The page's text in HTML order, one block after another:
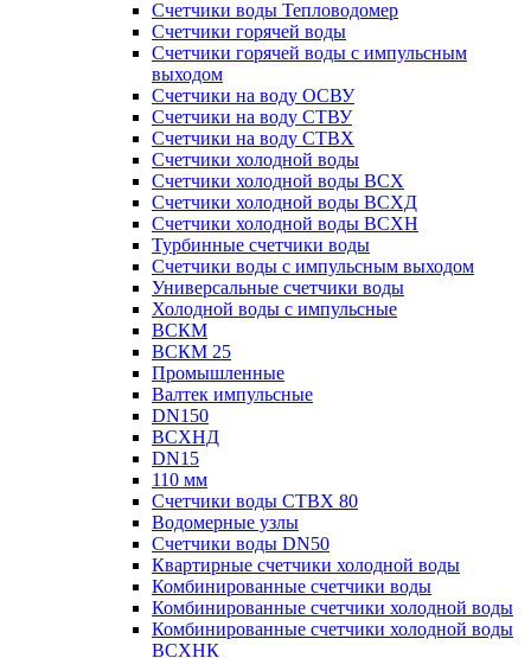
Счетчики воды Тепловодомер
Счетчики горячей воды
Счетчики горячей воды с импульсным
выходом
Счетчики на воду ОСВУ
Счетчики на воду СТВУ
Счетчики на воду СТВХ
Счетчики холодной воды
Счетчики холодной воды ВСХ
Счетчики холодной воды ВСХД
Счетчики холодной воды ВСХН
Турбинные счетчики воды
Счетчики воды с импульсным выходом
Универсальные счетчики воды
Холодной воды с импульсные
ВСКМ
ВСКМ 25
Промышленные
Валтек импульсные
DN150
ВСХНД
DN15
110 мм
Счетчики воды СТВХ 80
Водомерные узлы
Счетчики воды DN50
Квартирные счетчики холодной воды
Комбинированные счетчики воды
Комбинированные счетчики холодной воды
Комбинированные счетчики холодной воды
ВСХНК